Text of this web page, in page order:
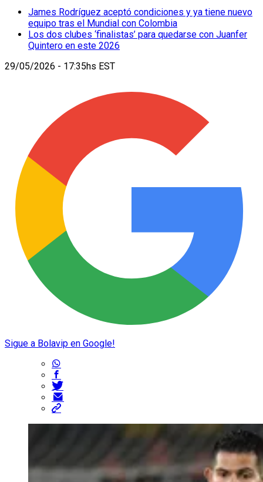
James Rodríguez aceptó condiciones y ya tiene nuevo
equipo tras el Mundial con Colombia
Los dos clubes ‘finalistas’ para quedarse con Juanfer
Quintero en este 2026
29/05/2026 - 17:35hs EST
Sigue a Bolavip en Google!